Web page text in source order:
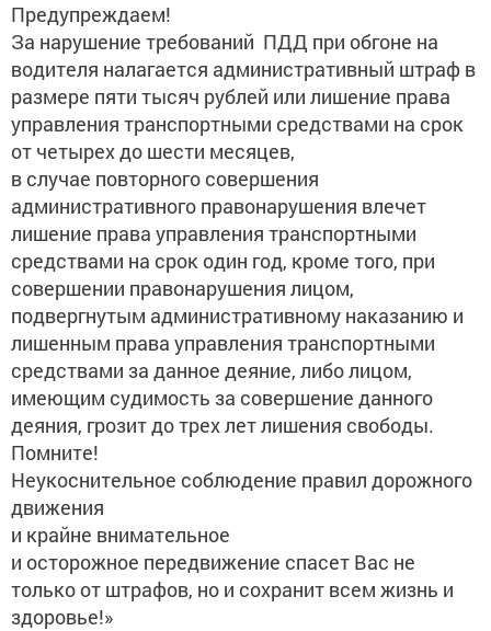
Предупреждаем!
За нарушение требований ПДД при обгоне на
водителя налагается административный штраф в
размере пяти тысяч рублей или лишение права
управления транспортными средствами на срок
от четырех до шести месяцев,
в случае повторного совершения
административного правонарушения влечет
лишение права управления транспортными
средствами на срок один год, кроме того, при
совершении правонарушения лицом,
подвергнутым административному наказанию и
лишенным права управления транспортными
средствами за данное деяние, либо лицом,
имеющим судимость за совершение данного
деяния, грозит до трех лет лишения свободы.
Помните!
Неукоснительное соблюдение правил дорожного
движения
и крайне внимательное
и осторожное передвижение спасет Вас не
только от штрафов, но и сохранит всем жизнь и
здоровье!»